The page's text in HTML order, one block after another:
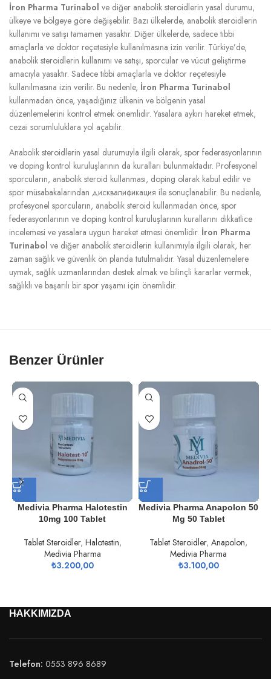
İron Pharma Turinabol ve diğer anabolik steroidlerin yasal durumu,
ülkeye ve bölgeye göre değişebilir. Bazı ülkelerde, anabolik steroidlerin
kullanımı ve satışı tamamen yasaktır. Diğer ülkelerde, sadece tıbbi
amaçlarla ve doktor reçetesiyle kullanılmasına izin verilir. Türkiye’de,
anabolik steroidlerin kullanımı ve satışı, sporcular ve vücut geliştirme
amacıyla yasaktır. Sadece tıbbi amaçlarla ve doktor reçetesiyle
kullanılmasına izin verilir. Bu nedenle, İron Pharma Turinabol
kullanmadan önce, yaşadığınız ülkenin ve bölgenin yasal
düzenlemelerini kontrol etmek önemlidir. Yasalara aykırı hareket etmek,
cezai sorumluluklara yol açabilir.
Anabolik steroidlerin yasal durumuyla ilgili olarak, spor federasyonlarının
ve doping kontrol kuruluşlarının da kuralları bulunmaktadır. Profesyonel
sporcuların, anabolik steroid kullanması, doping olarak kabul edilir ve
spor müsabakalarından дисквалификация ile sonuçlanabilir. Bu nedenle,
profesyonel sporcuların, anabolik steroid kullanmadan önce, spor
federasyonlarının ve doping kontrol kuruluşlarının kurallarını dikkatlice
incelemesi ve yasalara uygun hareket etmesi önemlidir. İron Pharma
Turinabol ve diğer anabolik steroidlerin kullanımıyla ilgili olarak, her
zaman sağlık ve güvenlik ön planda tutulmalıdır. Yasal düzenlemelere
uymak, sağlık uzmanlarından destek almak ve bilinçli kararlar vermek,
sağlıklı ve başarılı bir spor yaşamı için önemlidir.
Benzer Ürünler
Medivia Pharma Halotestin
10mg 100 Tablet
Tablet Steroidler, Halotestin,
Medivia Pharma
₺3.200,00
Medivia Pharma Anapolon 50
Mg 50 Tablet
Tablet Steroidler,Anapolon,
Medivia Pharma
₺3.100,00
HAKKIMIZDA
Telefon: 0553 896 8689